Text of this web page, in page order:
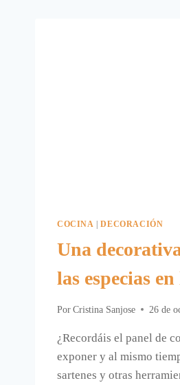
COCINA |DECORACIÓN
Una
las especias
Por Cristina Sanjose 26 de
¿Recordáis el panel de
exponer y al mismo
sartenes y otras